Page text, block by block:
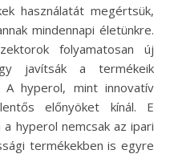
használatát megértsük,
mindennapi életünkre.
folyamatosan új
javítsák a termékeik
A hyperol, mint innovatív
előnyöket kínál. E
hyperol nemcsak az ipari
termékekben is egyre